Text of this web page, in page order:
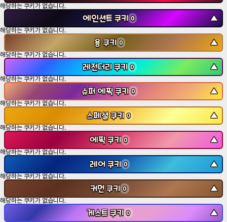
해당하는 쿠키가 없습니다.
에인션트 쿠키 0 ▼
해당하는 쿠키가 없습니다.
용 쿠키 0 ▼
해당하는 쿠키가 없습니다.
레전더리 쿠키 0 ▼
해당하는 쿠키가 없습니다.
슈퍼 에픽 쿠키 0 ▼
해당하는 쿠키가 없습니다.
스페셜 쿠키 0 ▼
해당하는 쿠키가 없습니다.
에픽 쿠키 0 ▼
해당하는 쿠키가 없습니다.
레어 쿠키 0 ▼
해당하는 쿠키가 없습니다.
커먼 쿠키 0 ▼
해당하는 쿠키가 없습니다.
게스트 쿠키 0 ▼